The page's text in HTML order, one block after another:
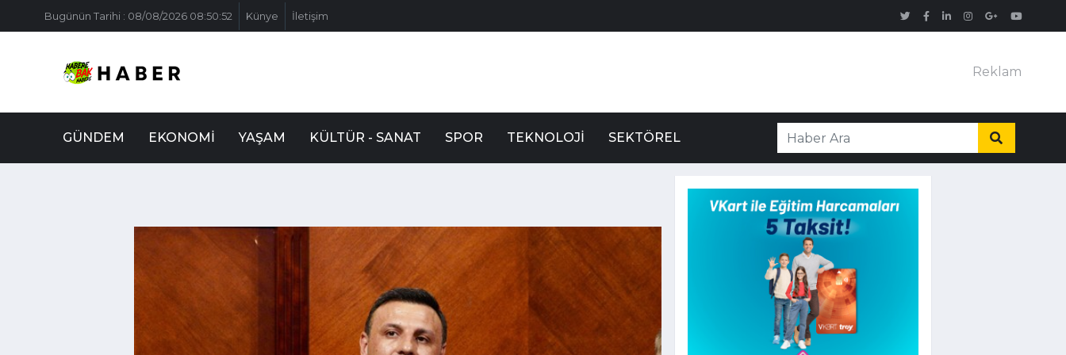
Bugünün Tarihi : 08/08/2026 08:50:52 Künye İletişim
Reklam
GÜNDEM EKONOMI YAŞAM KÜLTÜR - SANAT SPOR TEKNOLOJI SEKTÖREL